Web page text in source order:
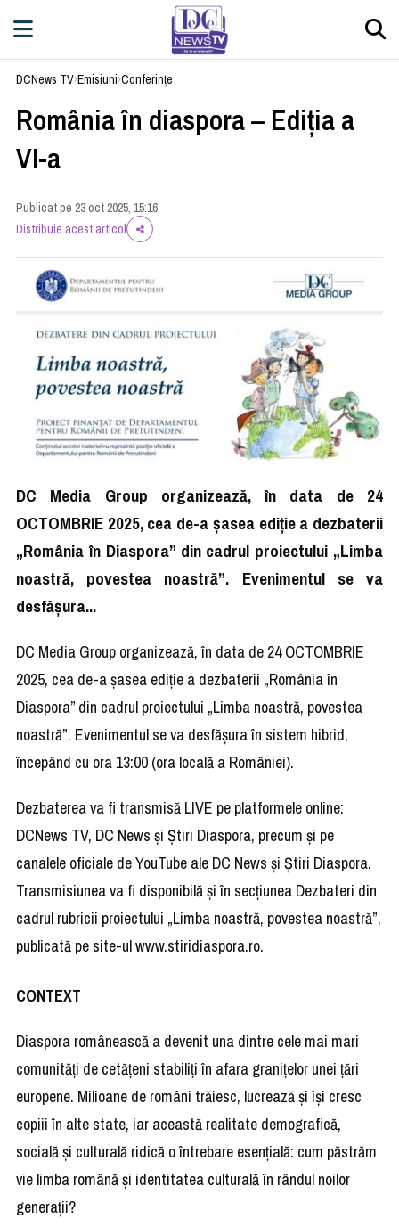
DCNews TV›Emisiuni›Conferințe
România în diaspora – Ediția a
VI-a
Publicat pe 23 oct 2025, 15:16
Distribuie acest articol
DC Media Group organizează, în data de 24
OCTOMBRIE 2025, cea de-a șasea ediție a dezbaterii
„România în Diaspora” din cadrul proiectului „Limba
noastră, povestea noastră”. Evenimentul se va
desfășura...
DC Media Group organizează, în data de 24 OCTOMBRIE
2025, cea de-a șasea ediție a dezbaterii „România în
Diaspora” din cadrul proiectului „Limba noastră, povestea
noastră”. Evenimentul se va desfășura în sistem hibrid,
începând cu ora 13:00 (ora locală a României).
Dezbaterea va fi transmisă LIVE pe platformele online:
DCNews TV, DC News și Știri Diaspora, precum și pe
canalele oficiale de YouTube ale DC News și Știri Diaspora.
Transmisiunea va fi disponibilă și în secțiunea Dezbateri din
cadrul rubricii proiectului „Limba noastră, povestea noastră”,
publicată pe site-ul www.stiridiaspora.ro.
CONTEXT
Diaspora românească a devenit una dintre cele mai mari
comunităţi de cetăţeni stabiliţi în afara graniţelor unei ţări
europene. Milioane de români trăiesc, lucrează și își cresc
copiii în alte state, iar această realitate demografică,
socială și culturală ridică o întrebare esențială: cum păstrăm
vie limba română și identitatea culturală în rândul noilor
generații?